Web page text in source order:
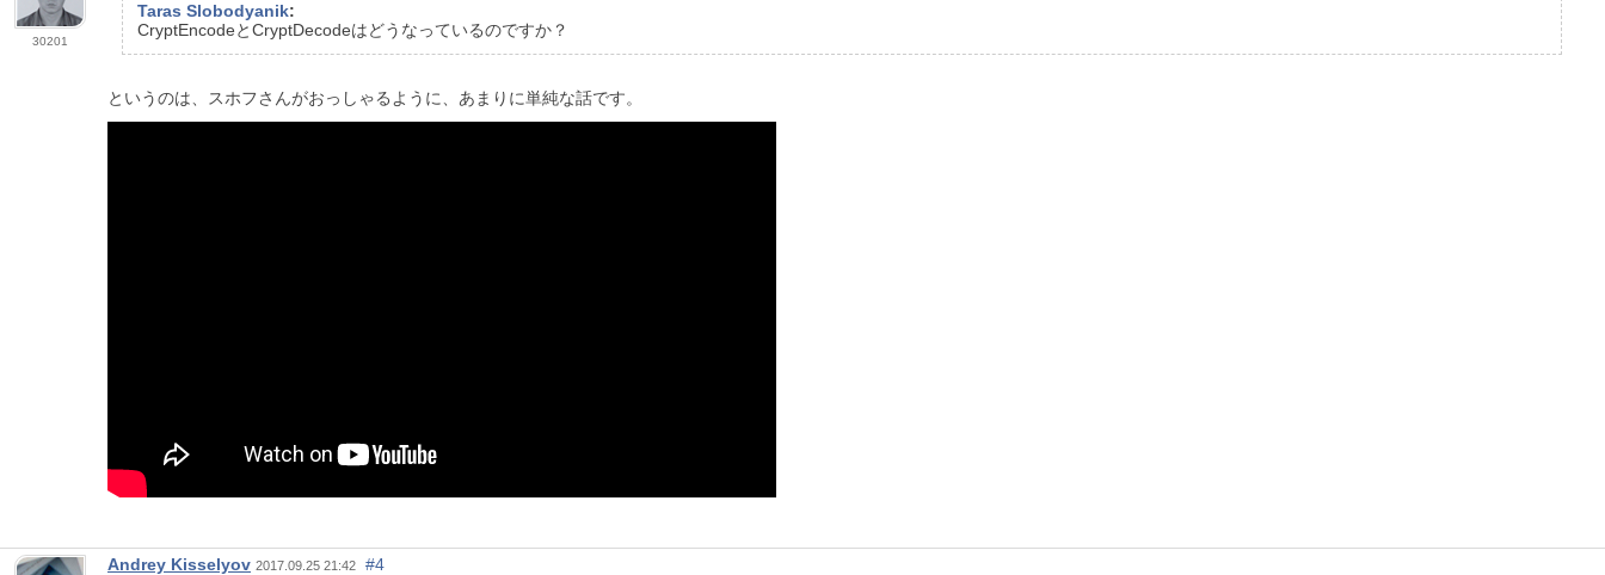
30201
Taras Slobodyanik:
CryptEncodeとCryptDecodeはどうなっているのですか？
というのは、スホフさんがおっしゃるように、あまりに単純な話です。
Andrey Kisselyov 2017.09.25 21:42
#4